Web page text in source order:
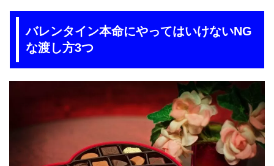
バレンタイン本命にやってはいけないNG
な渡し方3つ